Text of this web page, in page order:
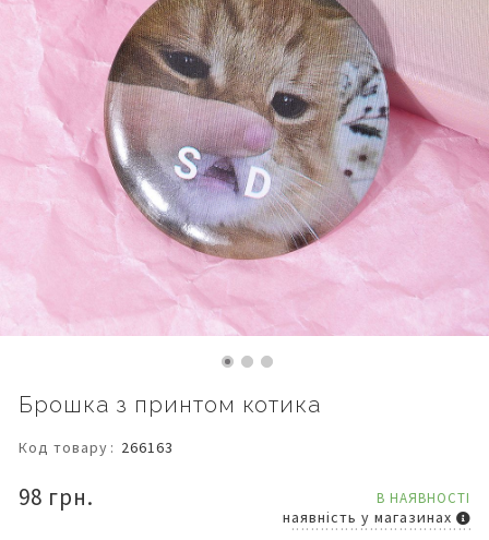
Брошка з принтом котика
Код товару 266163
98 грн. В НАЯВНОСТІ
наявність у магазинах
галереї